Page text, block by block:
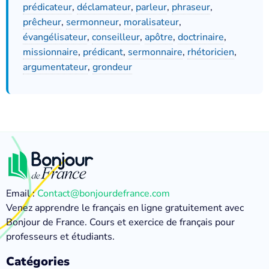
prédicateur, déclamateur, parleur, phraseur,
prêcheur, sermonneur, moralisateur,
évangélisateur, conseilleur, apôtre, doctrinaire,
missionnaire, prédicant, sermonnaire, rhétoricien,
argumentateur, grondeur
Email :Contact@bonjourdefrance.com
Venez apprendre le français en ligne gratuitement avec
Bonjour de France. Cours et exercice de français pour
professeurs et étudiants.
Catégories